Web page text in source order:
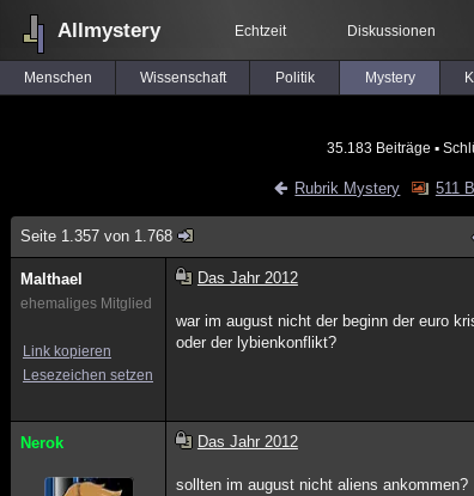
Allmystery Echtzeit Diskussionen
Menschen Wissenschaft Politik Mystery
35.183 Beiträge ▪
Rubrik Mystery 511
Seite 1.357 von 1.768
Malthael
ehemaliges Mitglied
Link kopieren
Lesezeichen setzen
Das Jahr 2012
war im august nicht der beginn der euro
oder der lybienkonflikt?
Nerok Das Jahr 2012
sollten im august nicht aliens ankommen?